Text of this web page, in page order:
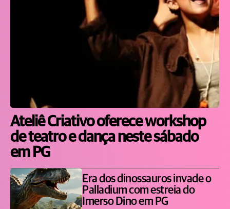
Ateliê Criativo oferece workshop
de teatro e dança neste sábado
em PG
Era dos dinossauros invade o
Palladium com estreia do
Imerso Dino em PG